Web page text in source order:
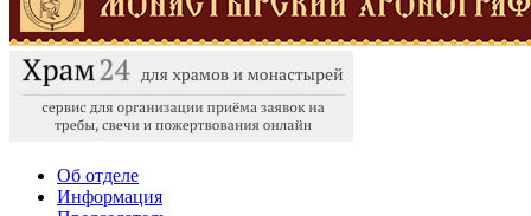
Об отделе
Информация